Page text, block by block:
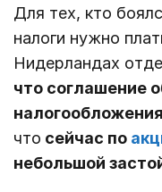
Для тех, кто
налоги нужно
Нидерландах
что соглашение
что сейчас по
небольшой